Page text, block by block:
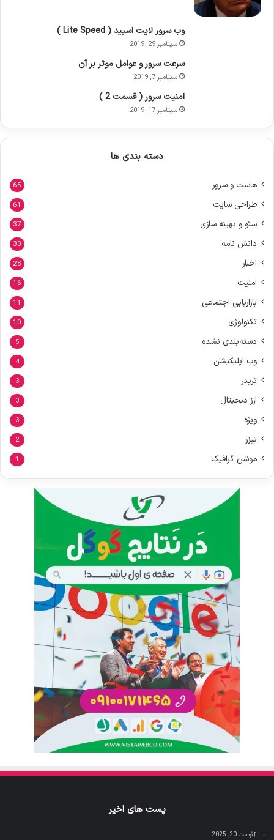
وب سرور لایت اسپید ( Lite Speed )
سپتامبر 29, 2019
سرعت سرور و عوامل موثر بر آن
سپتامبر 7, 2019
امنیت سرور ( قسمت 2 )
سپتامبر 17, 2019
دسته بندی ها
هاست و سرور 65
طراحی سایت 61
سئو و بهینه سازی 37
دانش نامه 33
اخبار 28
امنیت 16
بازاریابی اجتماعی 11
تکنولوژی 10
دسته‌بندی نشده 5
وب اپلیکیشن 4
تریدر 3
ارز دیجیتال 3
ویژه 3
تیزر 2
موشن گرافیک 1
پست های اخیر
آگوست 20, 2025